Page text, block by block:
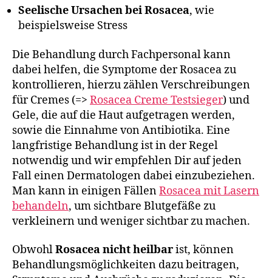
Seelische Ursachen bei Rosacea, wie
beispielsweise Stress
Die Behandlung durch Fachpersonal kann
dabei helfen, die Symptome der Rosacea zu
kontrollieren, hierzu zählen Verschreibungen
für Cremes (=> Rosacea Creme Testsieger) und
Gele, die auf die Haut aufgetragen werden,
sowie die Einnahme von Antibiotika. Eine
langfristige Behandlung ist in der Regel
notwendig und wir empfehlen Dir auf jeden
Fall einen Dermatologen dabei einzubeziehen.
Man kann in einigen FällenRosacea mit Lasern
behandeln, um sichtbare Blutgefäße zu
verkleinern und weniger sichtbar zu machen.
ObwohlRosacea nicht heilbarist, können
Behandlungsmöglichkeiten dazu beitragen,